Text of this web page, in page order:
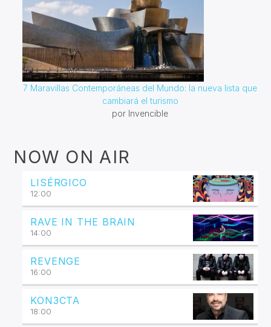
7 Maravillas Contemporáneas del Mundo: la nueva lista que
cambiará el turismo
por Invencible
NOW ON AIR
LISÉRGICO
12:00
RAVE IN THE BRAIN
14:00
REVENGE
16:00
KON3CTA
18:00